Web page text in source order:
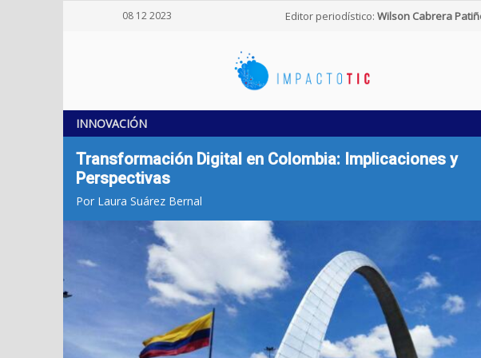
08 12 2023 Editor periodístico: Wilson Cabrera
INNOVACIÓN
Transformación Digital en Colombia: Implicaciones y
Perspectivas
Por Laura Suárez Bernal